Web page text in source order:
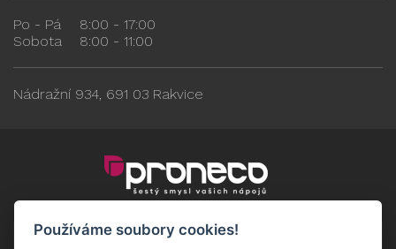
Po - Pá
8:00 - 17:00
Sobota
8:00 - 11:00
Nádražní 934, 691 03 Rakvice
Používáme soubory cookies!